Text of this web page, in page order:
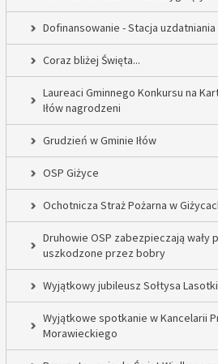
Dofinansowanie - Stacja
Coraz bliżej Święta...
Laureaci Gminnego Konkursu na
Iłów nagrodzeni
Grudzień w Gminie Iłów
OSP Giżyce
Ochotnicza Straż Pożarna w
Druhowie OSP zabezpieczają
uszkodzone przez bobry
Wyjątkowy jubileusz Sołtysa
Wyjątkowe spotkanie w Kancelarii
Morawieckiego